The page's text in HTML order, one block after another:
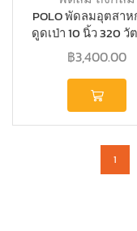
POLO พัดลมอุตสา
ดูดเป่า 10 นิ้ว 320 วั
SHT-25
฿3,400.00
1